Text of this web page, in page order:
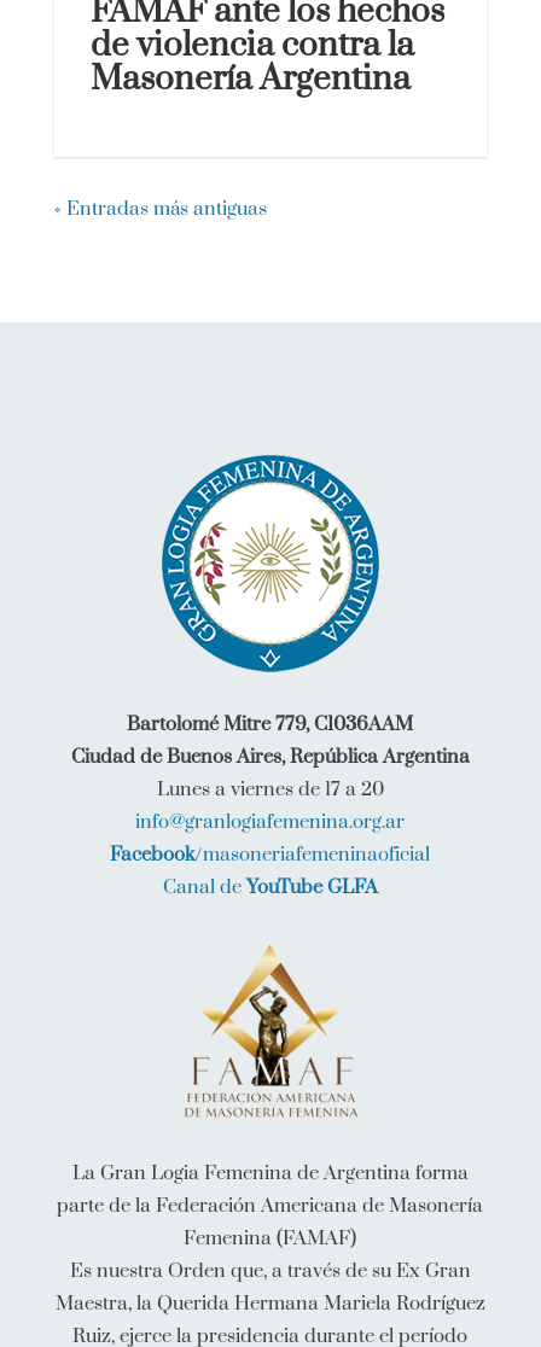
FAMAF ante los hechos
de violencia contra la
Masonería Argentina
« Entradas más antiguas
Bartolomé Mitre 779, C1036AAM
Ciudad de Buenos Aires, República Argentina
Lunes a viernes de 17 a 20
info@granlogiafemenina.org.ar
Facebook/masoneriafemeninaoficial
Canal deYouTube GLFA
La Gran Logia Femenina de Argentina forma
parte de la Federación Americana de Masonería
Femenina (FAMAF)
Es nuestra Orden que, a través de su Ex Gran
Maestra, la Querida Hermana Mariela Rodríguez
Ruiz, ejerce la presidencia durante el período